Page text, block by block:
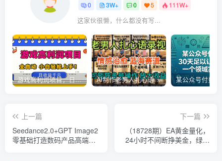
0 3W+ 0 5 111W+
这家伙很懒，什么都没有写...
游戏高利润项目，日收益1k+，全自动，无需值守，解放双手，小白轻松上手【揭秘】 AI制作老男人扎心语录，5分钟一条，操作简单，流量非常大，保姆级教程
上一篇
Seedance2.0+GPT Image2
零基础打造数码产品高端商
下一篇
（18728期）EA黄金量化，
24小时不间断挣美金，绿色